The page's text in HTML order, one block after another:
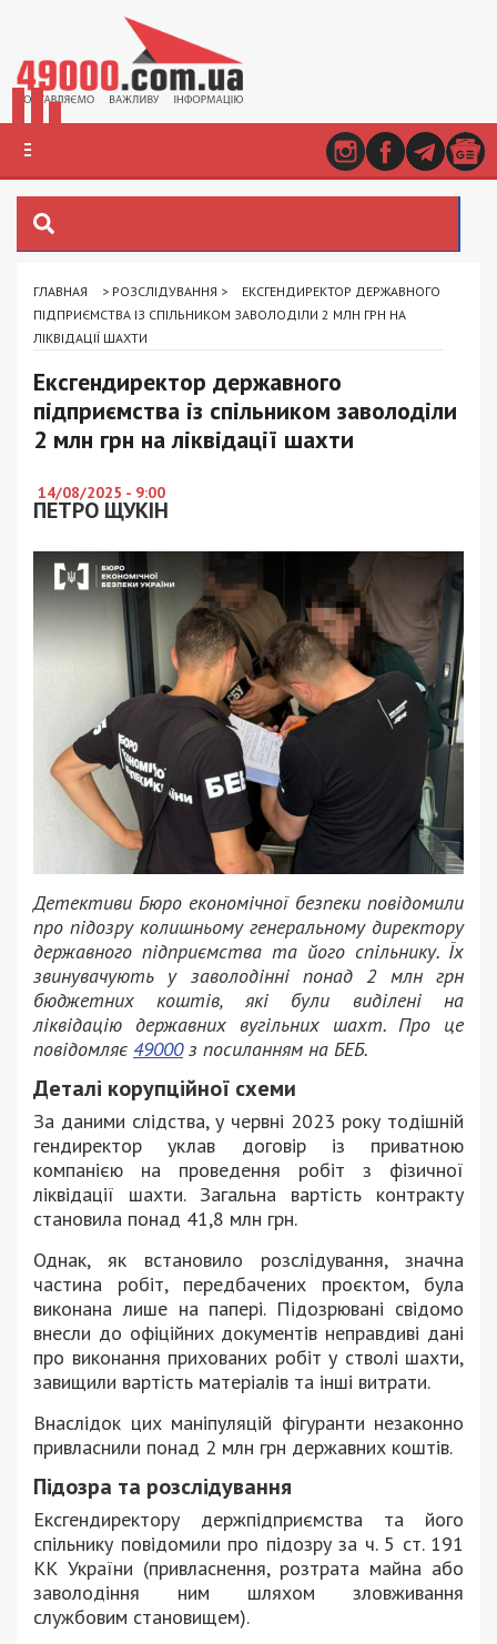
ГЛАВНАЯ > РОЗСЛІДУВАННЯ >
ЕКСГЕНДИРЕКТОР ДЕРЖАВНОГО
ПІДПРИЄМСТВА ІЗ СПІЛЬНИКОМ ЗАВОЛОДІЛИ 2 МЛН ГРН НА
ЛІКВІДАЦІЇ ШАХТИ
Ексгендиректор державного
підприємства із спільником заволоділи
2 млн грн на ліквідації шахти
14/08/2025 - 9:00
ПЕТРО ЩУКІН
Детективи Бюро економічної безпеки повідомили
про підозру колишньому генеральному директору
державного підприємства та його спільнику. Їх
звинувачують у заволодінні понад 2 млн грн
бюджетних коштів, які були виділені на
ліквідацію державних вугільних шахт. Про це
повідомляє 49000з посиланням на БЕБ.
Деталі корупційної схеми
За даними слідства, у червні 2023 року тодішній
гендиректор уклав договір із приватною
компанією на проведення робіт з фізичної
ліквідації шахти. Загальна вартість контракту
становила понад 41,8 млн грн.
Однак, як встановило розслідування, значна
частина робіт, передбачених проєктом, була
виконана лише на папері. Підозрювані свідомо
внесли до офіційних документів неправдиві дані
про виконання прихованих робіт у стволі шахти,
завищили вартість матеріалів та інші витрати.
Внаслідок цих маніпуляцій фігуранти незаконно
привласнили понад 2 млн грн державних коштів.
Підозра та розслідування
Ексгендиректору держпідприємства та його
спільнику повідомили про підозру за ч. 5 ст. 191
КК України (привласнення, розтрата майна або
заволодіння ним шляхом зловживання
службовим становищем).